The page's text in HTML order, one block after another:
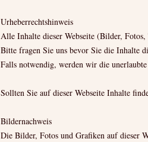
Urheberrechtshinweis
Alle Inhalte dieser Webseite (Bilder,
Bitte fragen Sie uns bevor Sie die Inhalte
Falls notwendig, werden wir die
Sollten Sie auf dieser Webseite Inhalte
Bildernachweis
Die Bilder, Fotos und Grafiken auf dieser